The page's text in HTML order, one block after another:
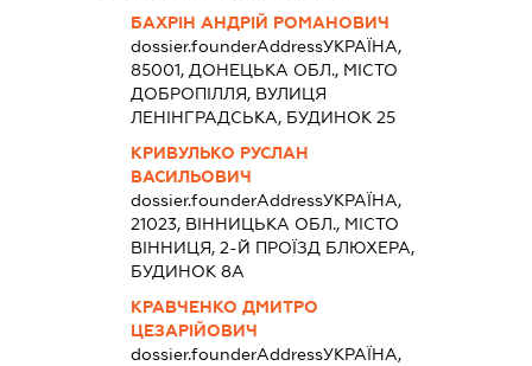
БАХРІН АНДРІЙ РОМАНОВИЧ
dossier.founderAddressУКРАЇНА,
85001, ДОНЕЦЬКА ОБЛ., МІСТО
ДОБРОПІЛЛЯ, ВУЛИЦЯ
ЛЕНІНГРАДСЬКА, БУДИНОК 25
КРИВУЛЬКО РУСЛАН
ВАСИЛЬОВИЧ
dossier.founderAddressУКРАЇНА,
21023, ВІННИЦЬКА ОБЛ., МІСТО
ВІННИЦЯ, 2-Й ПРОЇЗД БЛЮХЕРА,
БУДИНОК 8А
КРАВЧЕНКО ДМИТРО
ЦЕЗАРІЙОВИЧ
dossier.founderAddressУКРАЇНА,